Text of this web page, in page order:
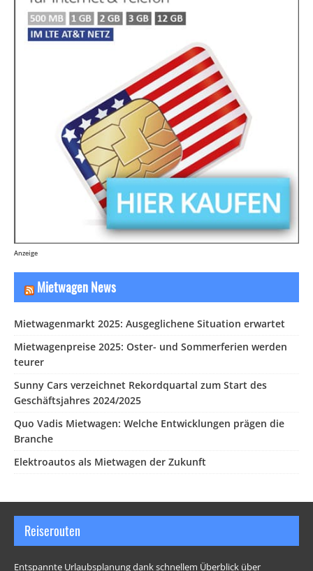
Anzeige
Mietwagen News
Mietwagenmarkt 2025: Ausgeglichene Situation erwartet
Mietwagenpreise 2025: Oster- und Sommerferien werden
teurer
Sunny Cars verzeichnet Rekordquartal zum Start des
Geschäftsjahres 2024/2025
Quo Vadis Mietwagen: Welche Entwicklungen prägen die
Branche
Elektroautos als Mietwagen der Zukunft
Reiserouten
Entspannte Urlaubsplanung dank schnellem Überblick über